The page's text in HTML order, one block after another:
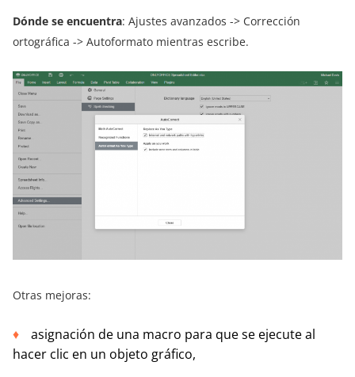
Dónde se encuentra: Ajustes avanzados -> Corrección
ortográfica -> Autoformato mientras escribe.
Otras mejoras:
asignación de una macro para que se ejecute al
hacer clic en un objeto gráfico,